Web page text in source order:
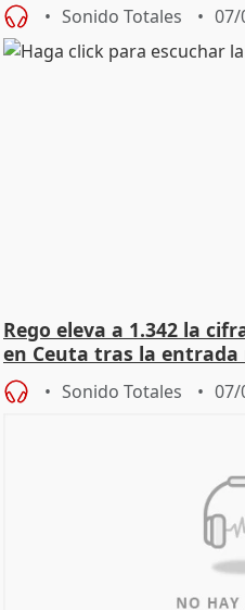
Sonido Totales 07/
Rego eleva a 1.342 la
en Ceuta tras la entrada
Sonido Totales 07/